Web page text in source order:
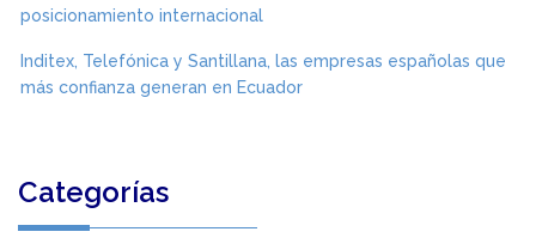
posicionamiento internacional
Inditex, Telefónica y Santillana, las empresas españolas que
más confianza generan en Ecuador
Categorías